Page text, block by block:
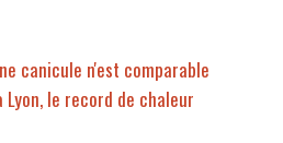
canicule n'est comparable
le record de chaleur